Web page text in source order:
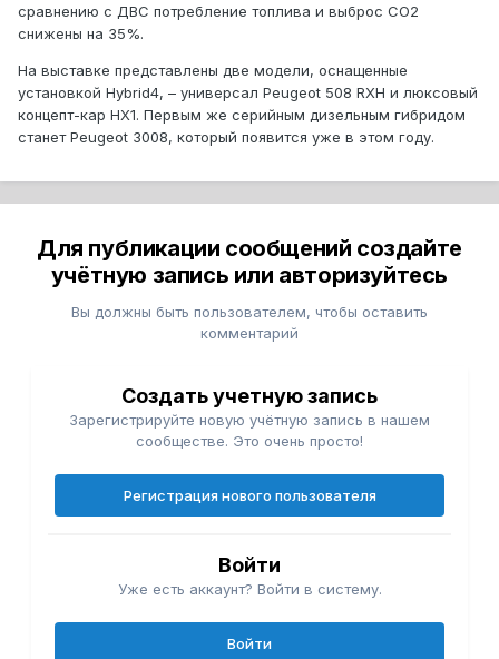
сравнению с ДВС потребление топлива и выброс СО2
снижены на 35%.
На выставке представлены две модели, оснащенные
установкой Hybrid4, – универсал Peugeot 508 RXH и люксовый
концепт-кар HX1. Первым же серийным дизельным гибридом
станет Peugeot 3008, который появится уже в этом году.
Для публикации сообщений создайте
учётную запись или авторизуйтесь
Вы должны быть пользователем, чтобы оставить
комментарий
Создать учетную запись
Зарегистрируйте новую учётную запись в нашем
сообществе. Это очень просто!
Регистрация нового пользователя
Войти
Уже есть аккаунт? Войти в систему.
Войти